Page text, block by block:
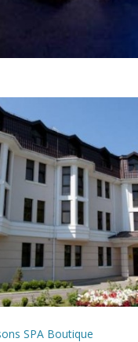
SPA Boutique